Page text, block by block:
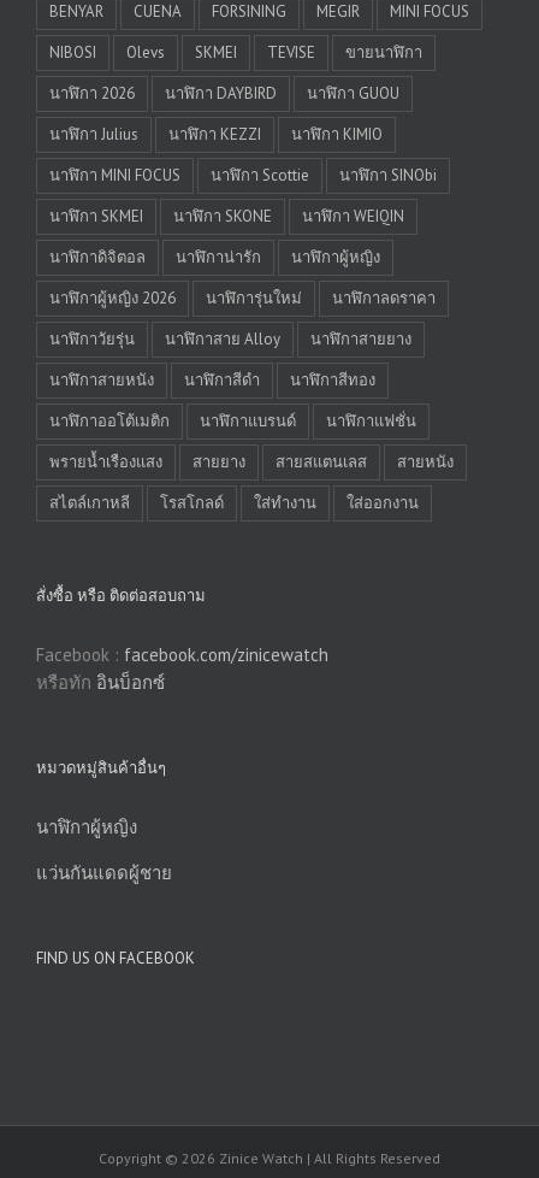
BENYAR CUENA FORSINING MEGIR
MINI FOCUS
NIBOSI
Olevs SKMEI TEVISE
ขายนาฬิกา
นาฬิกา 2026
นาฬิกา DAYBIRD
นาฬิกา GUOU
นาฬิกา Julius
นาฬิกา KEZZI
นาฬิกา KIMIO
นาฬิกา MINI FOCUS
นาฬิกา Scottie
นาฬิกา SINObi
นาฬิกา SKMEI
นาฬิกา SKONE
นาฬิกา WEIQIN
นาฬิกาดิจิตอล
นาฬิกาน่ารัก
นาฬิกาผู้หญิง
นาฬิกาผู้หญิง 2026
นาฬิการุ่นใหม่
นาฬิกาลดราคา
นาฬิกาวัยรุ่น
นาฬิกาสาย Alloy
นาฬิกาสายยาง
นาฬิกาสายหนัง
นาฬิกาสีดำ
นาฬิกาสีทอง
นาฬิกาออโต้เมติก
นาฬิกาแบรนด์
นาฬิกาแฟชั่น
พรายน้ำเรืองแสง
สายยาง สายสแตนเลส
สายหนัง
สไตล์เกาหลี
โรสโกลด์ ใส่ทำงาน ใส่ออกงาน
สั่งซื้อ หรือ ติดต่อสอบถาม
Facebook : facebook.com/zinicewatch
หรือทัก อินบ็อกซ์
หมวดหมู่สินค้าอื่นๆ
นาฬิกาผู้หญิง
แว่นกันแดดผู้ชาย
FIND US ON FACEBOOK
Copyright © 2026 Zinice Watch | All Rights Reserved